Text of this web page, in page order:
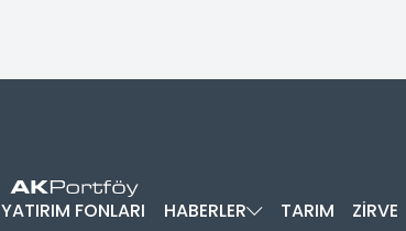
YATIRIM FONLARI HABERLER TARIM ZİRVE